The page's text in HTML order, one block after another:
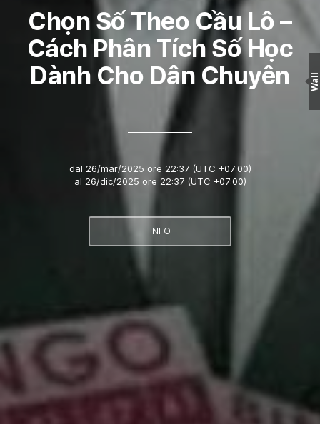
Chọn Số Theo Cầu Lô –
Cách Phân Tích Số Học
Dành Cho Dân Chuyên
dal 26/mar/2025 ore 22:37 (UTC +07:00)
al 26/dic/2025 ore 22:37 (UTC +07:00)
INFO
Wall